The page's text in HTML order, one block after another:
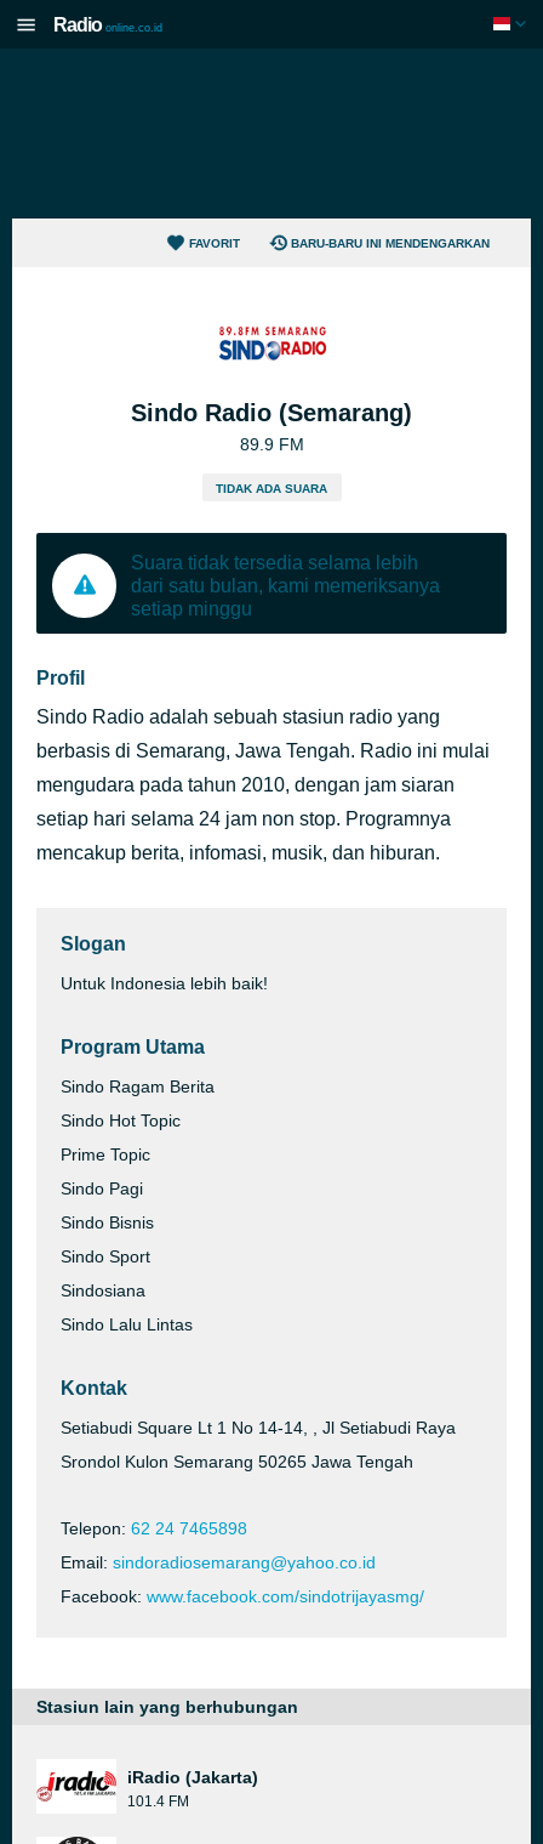
Radio online.co.id
FAVORIT BARU-BARU INI MENDENGARKAN
Sindo Radio (Semarang)
89.9 FM
TIDAK ADA SUARA
Suara tidak tersedia selama lebih
dari satu bulan, kami memeriksanya
setiap minggu
Profil
Sindo Radio adalah sebuah stasiun radio yang
berbasis di Semarang, Jawa Tengah. Radio ini mulai
mengudara pada tahun 2010, dengan jam siaran
setiap hari selama 24 jam non stop. Programnya
mencakup berita, infomasi, musik, dan hiburan.
Slogan
Untuk Indonesia lebih baik!
Program Utama
Sindo Ragam Berita
Sindo Hot Topic
Prime Topic
Sindo Pagi
Sindo Bisnis
Sindo Sport
Sindosiana
Sindo Lalu Lintas
Kontak
Setiabudi Square Lt 1 No 14-14, , Jl Setiabudi Raya
Srondol Kulon Semarang 50265 Jawa Tengah
Telepon: 62 24 7465898
Email: sindoradiosemarang@yahoo.co.id
Facebook: www.facebook.com/sindotrijayasmg/
Stasiun lain yang berhubungan
iRadio (Jakarta)
101.4 FM